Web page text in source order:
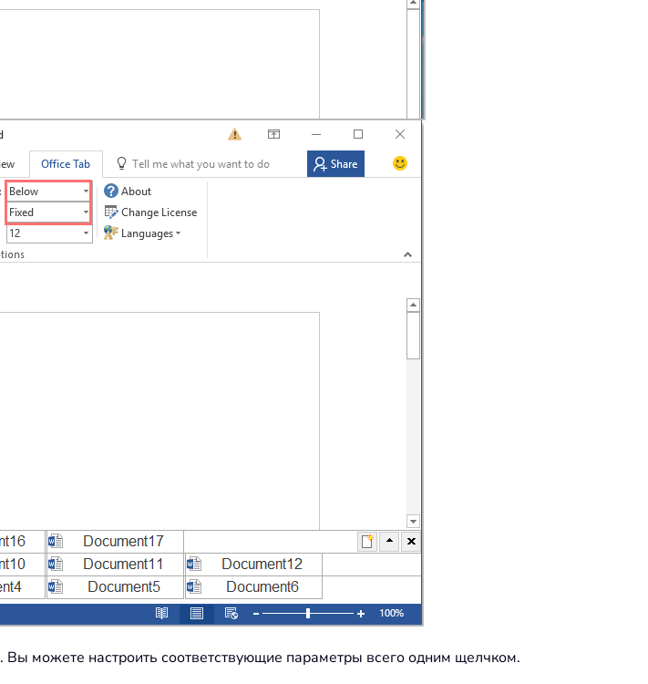
. Вы можете настроить соответствующие параметры всего одним щелчком.